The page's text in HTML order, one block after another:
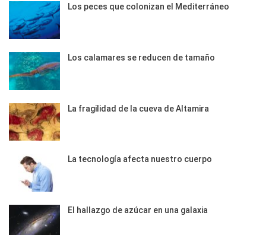
Los peces que colonizan el Mediterráneo
Los calamares se reducen de tamaño
La fragilidad de la cueva de Altamira
La tecnología afecta nuestro cuerpo
El hallazgo de azúcar en una galaxia